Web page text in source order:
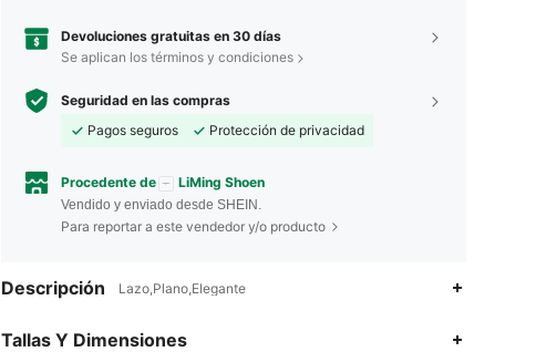
Devoluciones gratuitas en 30 días
Se aplican los términos y condiciones
Seguridad en las compras
Pagos seguros
Protección de privacidad
Procedente de LiMing Shoen
Vendido y enviado desde SHEIN.
Para reportar a este vendedor y/o producto
Descripción Lazo,Plano,Elegante
Tallas Y Dimensiones